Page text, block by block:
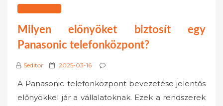
Milyen előnyöket biztosít egy
Panasonic telefonközpont?
Seditor
P
s
t
2025-03-16
A Panasonic telefonközpont bevezetése jelentős
előnyökkel jár a vállalatoknak. Ezek a rendszerek